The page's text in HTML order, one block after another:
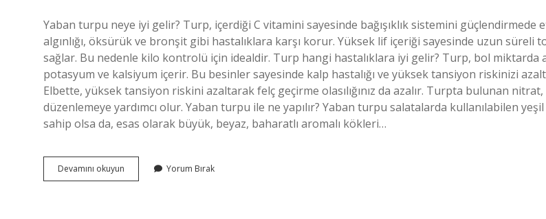
Yaban turpu neye iyi gelir? Turp, içerdiği C vitamini sayesinde bağışıklık sistemini güçlendirmede
algınlığı, öksürük ve bronşit gibi hastalıklara karşı korur. Yüksek lif içeriği sayesinde uzun süreli
sağlar. Bu nedenle kilo kontrolü için idealdir. Turp hangi hastalıklara iyi gelir? Turp, bol miktarda
potasyum ve kalsiyum içerir. Bu besinler sayesinde kalp hastalığı ve yüksek tansiyon riskinizi
Elbette, yüksek tansiyon riskini azaltarak felç geçirme olasılığınız da azalır. Turpta bulunan nitrat,
düzenlemeye yardımcı olur. Yaban turpu ile ne yapılır? Yaban turpu salatalarda kullanılabilen
sahip olsa da, esas olarak büyük, beyaz, baharatlı aromalı kökleri…
Devamını okuyun
Turpu
Yorum Bırak